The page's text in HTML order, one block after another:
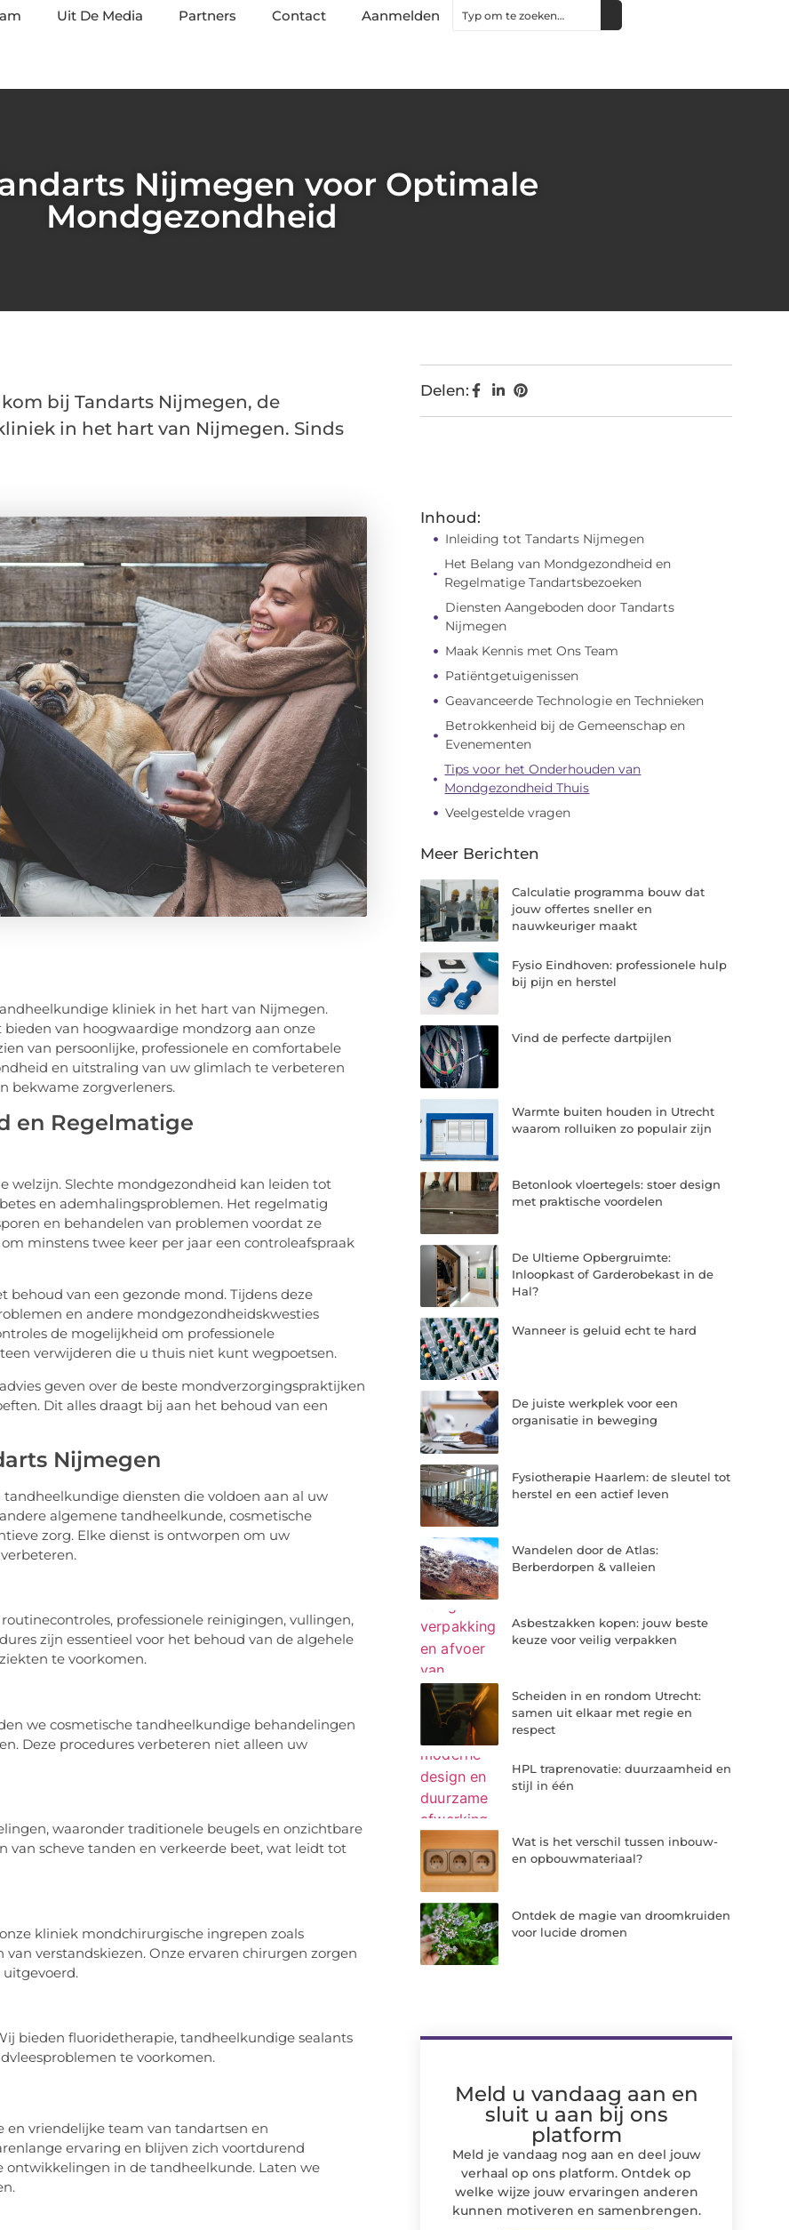
Uit De Media Partners Contact Aanmelden
Nijmegen voor Optimale
Mondgezondheid
bij Tandarts Nijmegen, de
in het hart van Nijmegen. Sinds
kliniek in het hart van Nijmegen.
van hoogwaardige mondzorg aan onze
van persoonlijke, professionele en comfortabele
en uitstraling van uw glimlach te verbeteren
bekwame zorgverleners.
en Regelmatige
welzijn. Slechte mondgezondheid kan leiden tot
en ademhalingsproblemen. Het regelmatig
en behandelen van problemen voordat ze
minstens twee keer per jaar een controleafspraak
behoud van een gezonde mond. Tijdens deze
en andere mondgezondheidskwesties
de mogelijkheid om professionele
verwijderen die u thuis niet kunt wegpoetsen.
geven over de beste mondverzorgingspraktijken
Dit alles draagt bij aan het behoud van een
Nijmegen
diensten die voldoen aan al uw
algemene tandheelkunde, cosmetische
zorg. Elke dienst is ontworpen om uw
professionele reinigingen, vullingen,
zijn essentieel voor het behoud van de algehele
te voorkomen.
we cosmetische tandheelkundige behandelingen
Deze procedures verbeteren niet alleen uw
waaronder traditionele beugels en onzichtbare
van scheve tanden en verkeerde beet, wat leidt tot
kliniek mondchirurgische ingrepen zoals
verstandskiezen. Onze ervaren chirurgen zorgen
bieden fluoridetherapie, tandheelkundige sealants
te voorkomen.
en vriendelijke team van tandartsen en
ervaring en blijven zich voortdurend
ontwikkelingen in de tandheelkunde. Laten we
Delen:
Inhoud:
Inleiding tot Tandarts Nijmegen
Het Belang van Mondgezondheid en
Regelmatige Tandartsbezoeken
Diensten Aangeboden door Tandarts
Nijmegen
Maak Kennis met Ons Team
Patiëntgetuigenissen
Geavanceerde Technologie en Technieken
Betrokkenheid bij de Gemeenschap en
Evenementen
Tips voor het Onderhouden van
Mondgezondheid Thuis
Veelgestelde vragen
Meer Berichten
Calculatie programma bouw dat
jouw offertes sneller en
nauwkeuriger maakt
Fysio Eindhoven: professionele hulp
bij pijn en herstel
Vind de perfecte dartpijlen
Warmte buiten houden in Utrecht
waarom rolluiken zo populair zijn
Betonlook vloertegels: stoer design
met praktische voordelen
De Ultieme Opbergruimte:
Inloopkast of Garderobekast in de
Hal?
Wanneer is geluid echt te hard
De juiste werkplek voor een
organisatie in beweging
Fysiotherapie Haarlem: de sleutel tot
herstel en een actief leven
Wandelen door de Atlas:
Berberdorpen & valleien
Asbestzakken kopen: jouw beste
keuze voor veilig verpakken
Scheiden in en rondom Utrecht:
samen uit elkaar met regie en
respect
HPL traprenovatie: duurzaamheid en
stijl in één
Wat is het verschil tussen inbouw-
en opbouwmateriaal?
Ontdek de magie van droomkruiden
voor lucide dromen
Meld u vandaag aan en
sluit u aan bij ons
platform
Meld je vandaag nog aan en deel jouw
verhaal op ons platform. Ontdek op
welke wijze jouw ervaringen anderen
kunnen motiveren en samenbrengen.